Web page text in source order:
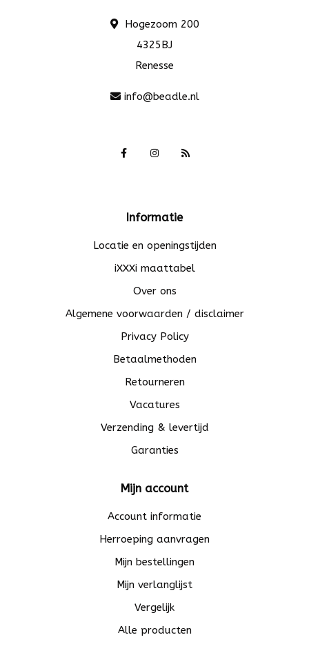
Hogezoom 200
4325BJ
Renesse
info@beadle.nl
Informatie
Locatie en openingstijden
iXXXi maattabel
Over ons
Algemene voorwaarden / disclaimer
Privacy Policy
Betaalmethoden
Retourneren
Vacatures
Verzending & levertijd
Garanties
Mijn account
Account informatie
Herroeping aanvragen
Mijn bestellingen
Mijn verlanglijst
Vergelijk
Alle producten